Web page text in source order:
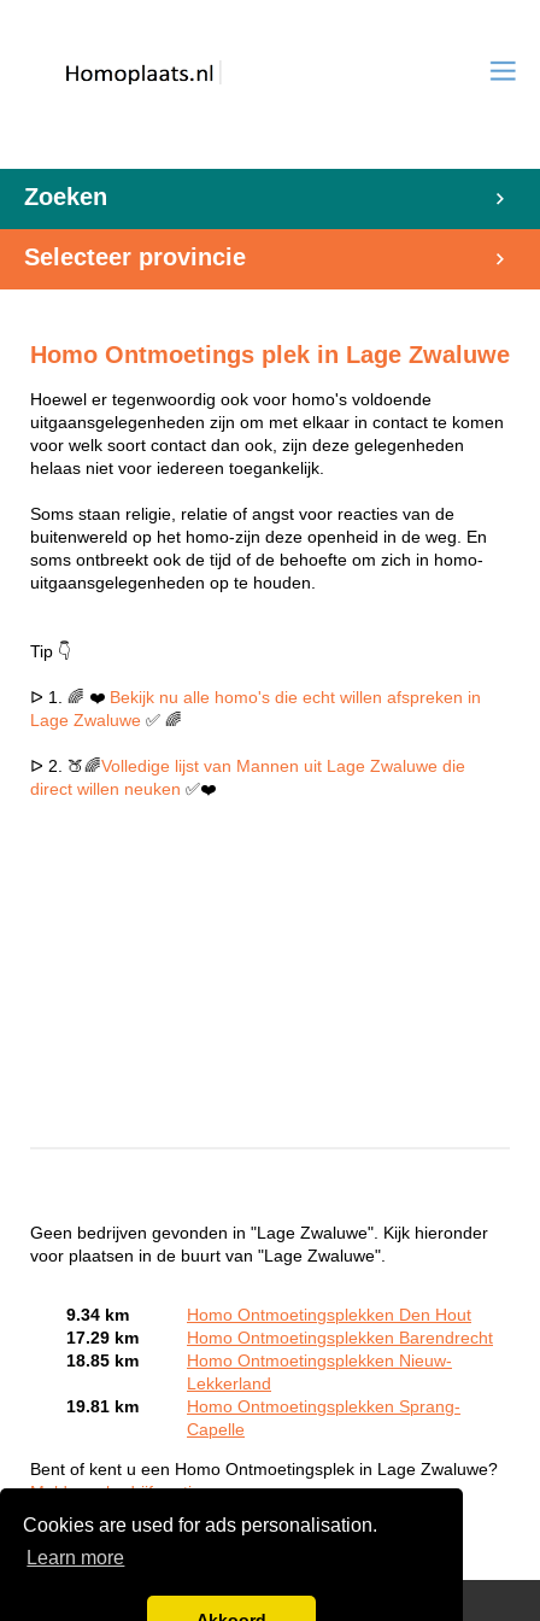
Cookies are used for ads personalisation.
Learn more
Zoeken
Selecteer provincie
Homo Ontmoetings plek in Lage Zwaluwe
Hoewel er tegenwoordig ook voor homo's voldoende
uitgaansgelegenheden zijn om met elkaar in contact te komen
voor welk soort contact dan ook, zijn deze gelegenheden
helaas niet voor iedereen toegankelijk.
Soms staan religie, relatie of angst voor reacties van de
buitenwereld op het homo-zijn deze openheid in de weg. En
soms ontbreekt ook de tijd of de behoefte om zich in homo-
uitgaansgelegenheden op te houden.
Tip 👇
ᐅ 1. 🌈 ❤️ Bekijk nu alle homo's die echt willen afspreken in
Lage Zwaluwe ✅ 🌈
ᐅ 2. 🍑🌈Volledige lijst van Mannen uit Lage Zwaluwe die
direct willen neuken ✅❤️
Geen bedrijven gevonden in "Lage Zwaluwe". Kijk hieronder
voor plaatsen in de buurt van "Lage Zwaluwe".
9.34 km
Homo Ontmoetingsplekken Den Hout
17.29 km
Homo Ontmoetingsplekken Barendrecht
18.85 km
Homo Ontmoetingsplekken Nieuw-
Lekkerland
19.81 km
Homo Ontmoetingsplekken Sprang-
Capelle
Bent of kent u een Homo Ontmoetingsplek in Lage Zwaluwe?
Meld een bedrijf gratis aan